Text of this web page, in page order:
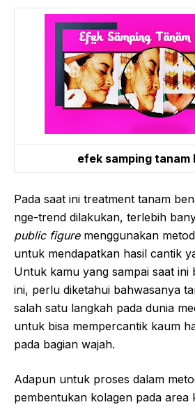
efek samping tanam
Pada saat ini treatment tanam
nge-trend dilakukan, terlebih
public figuremenggunakan
untuk mendapatkan hasil cantik
Untuk kamu yang sampai saat ini
ini, perlu diketahui bahwasanya
salah satu langkah pada dunia
untuk bisa mempercantik kaum
pada bagian wajah.
Adapun untuk proses dalam
pembentukan kolagen pada area